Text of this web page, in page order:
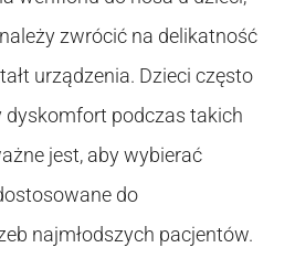
zwrócić na delikatność
urządzenia. Dzieci często
podczas takich
jest, aby wybierać
do
najmłodszych pacjentów.